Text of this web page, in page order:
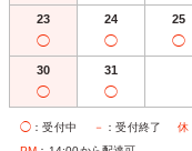
23
◯
24
◯
25
◯
30
◯
31
◯
◯ ：受付中 － ：受付終了 休